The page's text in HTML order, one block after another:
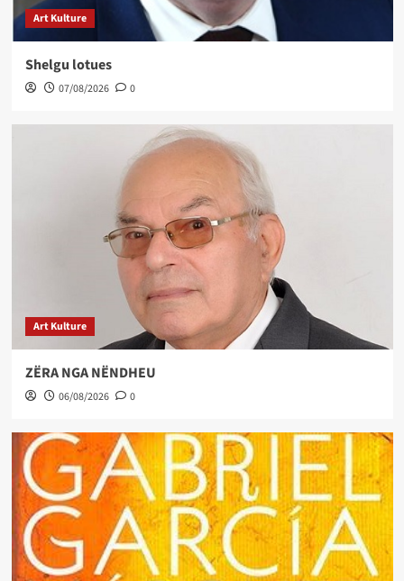
Art Kulture
Shelgu lotues
07/08/2026 0
Art Kulture
ZËRA NGA NËNDHEU
06/08/2026 0